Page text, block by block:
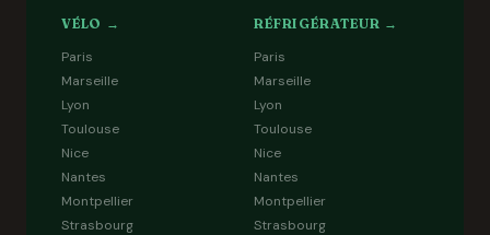
VÉLO →
Paris
Marseille
Lyon
Toulouse
Nice
Nantes
Montpellier
Strasbourg
RÉFRIGÉRATEUR →
Paris
Marseille
Lyon
Toulouse
Nice
Nantes
Montpellier
Strasbourg